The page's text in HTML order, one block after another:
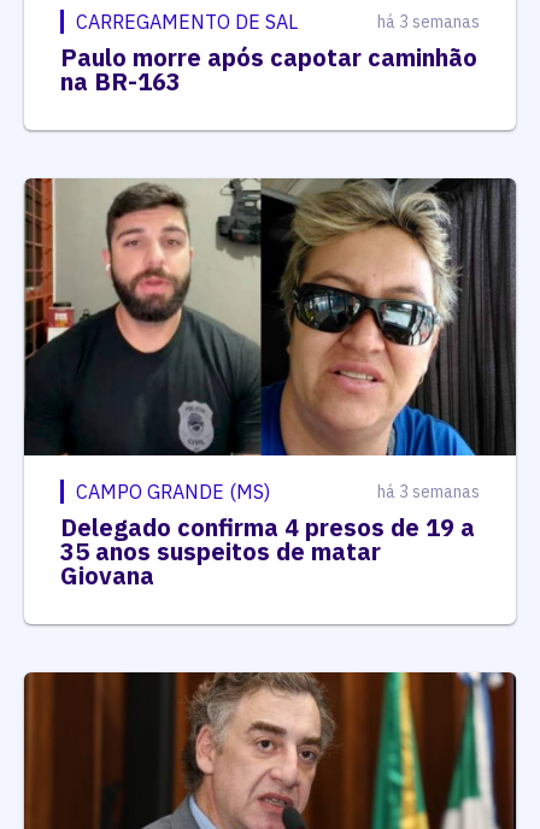
CARREGAMENTO DE SAL há 3 semanas
Paulo morre após capotar caminhão
na BR-163
CAMPO GRANDE (MS) há 3 semanas
Delegado confirma 4 presos de 19 a
35 anos suspeitos de matar
Giovana